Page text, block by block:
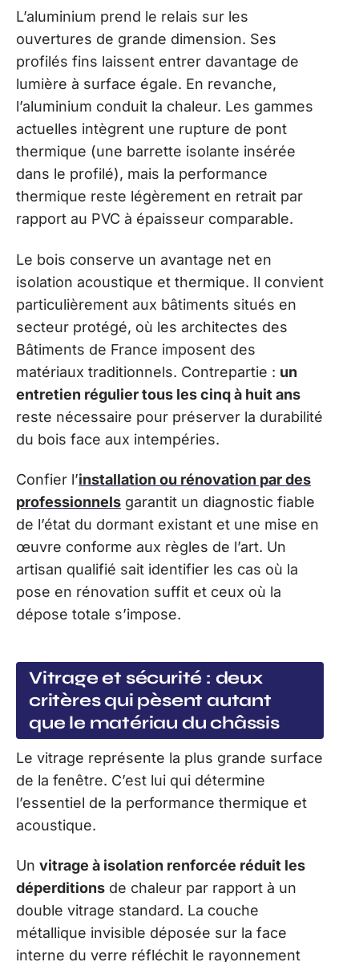
L’aluminium prend le relais sur les
ouvertures de grande dimension. Ses
profilés fins laissent entrer davantage de
lumière à surface égale. En revanche,
l’aluminium conduit la chaleur. Les gammes
actuelles intègrent une rupture de pont
thermique (une barrette isolante insérée
dans le profilé), mais la performance
thermique reste légèrement en retrait par
rapport au PVC à épaisseur comparable.
Le bois conserve un avantage net en
isolation acoustique et thermique. Il convient
particulièrement aux bâtiments situés en
secteur protégé, où les architectes des
Bâtiments de France imposent des
matériaux traditionnels. Contrepartie : un
entretien régulier tous les cinq à huit ans
reste nécessaire pour préserver la durabilité
du bois face aux intempéries.
Confier l’installation ou rénovation par des
professionnels garantit un diagnostic fiable
de l’état du dormant existant et une mise en
œuvre conforme aux règles de l’art. Un
artisan qualifié sait identifier les cas où la
pose en rénovation suffit et ceux où la
dépose totale s’impose.
Vitrage et sécurité : deux
critères qui pèsent autant
que le matériau du châssis
Le vitrage représente la plus grande surface
de la fenêtre. C’est lui qui détermine
l’essentiel de la performance thermique et
acoustique.
Un vitrage à isolation renforcée réduit les
déperditions de chaleur par rapport à un
double vitrage standard. La couche
métallique invisible déposée sur la face
interne du verre réfléchit le rayonnement